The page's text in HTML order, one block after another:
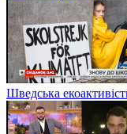
Шведська